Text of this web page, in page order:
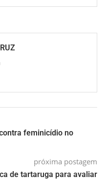
feminicídio no
próxima postagem
de tartaruga para avaliar